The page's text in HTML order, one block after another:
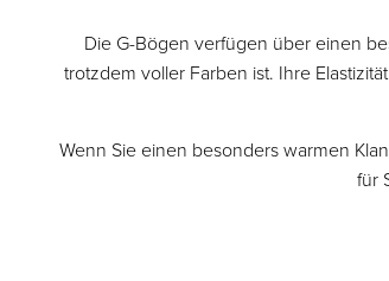
Die G-Bögen verfügen über einen
trotzdem voller Farben ist. Ihre
Wenn Sie einen besonders warmen
für